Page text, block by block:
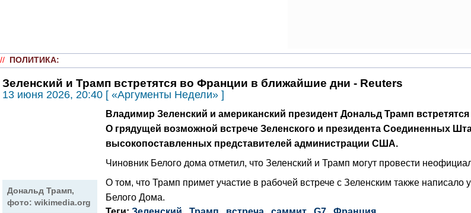
// ПОЛИТИКА:
Зеленский и Трамп встретятся во Франции в ближайшие дни - Reuters
13 июня 2026, 20:40 [ «Аргументы Недели» ]
Дональд Трамп,
фото: wikimedia.org
Владимир Зеленский и американский президент Дональд Трамп
О грядущей возможной встрече Зеленского и президента Соединенных
высокопоставленных представителей администрации США.
Чиновник Белого дома отметил, что Зеленский и Трамп могут провести
О том, что Трамп примет участие в рабочей встрече с Зеленским также
Белого Дома.